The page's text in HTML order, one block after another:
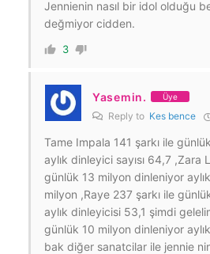
Jennienin nasıl bir idol olduğu
değmiyor cidden.
3
Yasemin. Üye
Reply to Kes bence
Tame Impala 141 şarkı ile
aylık dinleyici sayısı 64,7 ,Zara
günlük 13 milyon dinleniyor
milyon ,Raye 237 şarkı ile
aylık dinleyicisi 53,1 şimdi
günlük 10 milyon dinleniyor
bak diğer sanatcilar ile jennie